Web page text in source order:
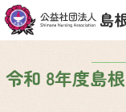
令和 8年度島